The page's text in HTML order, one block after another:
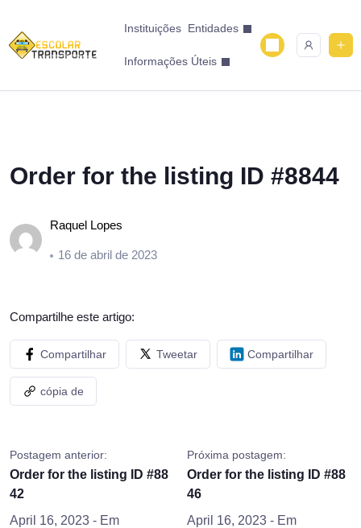
Instituições Entidades
Informações Úteis
Order for the listing ID #8844
Raquel Lopes
16 de abril de 2023
Compartilhe este artigo:
Compartilhar Tweetar Compartilhar
cópia de
Postagem anterior:
Order for the listing ID #88
42
April 16, 2023 - Em
Próxima postagem:
Order for the listing ID #88
46
April 16, 2023 - Em